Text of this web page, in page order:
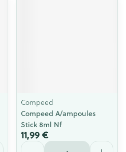
Compeed
Compeed A/ampoules
Stick 8ml Nf
11,99 €
Quantité